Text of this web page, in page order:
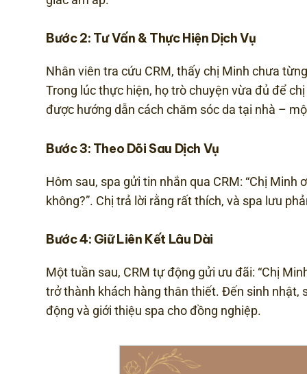
Bước 2: Tư Vấn & Thực Hiện Dịch Vụ
Nhân viên tra cứu CRM, thấy chị Minh chưa
Trong lúc thực hiện, họ trò chuyện vừa đủ để
được hướng dẫn cách chăm sóc da tại nhà –
Bước 3: Theo Dõi Sau Dịch Vụ
Hôm sau, spa gửi tin nhắn qua CRM: “Chị
không?”. Chị trả lời rằng rất thích, và spa lưu
Bước 4: Giữ Liên Kết Lâu Dài
Một tuần sau, CRM tự động gửi ưu đãi: “Chị
trở thành khách hàng thân thiết. Đến sinh nhật,
động và giới thiệu spa cho đồng nghiệp.